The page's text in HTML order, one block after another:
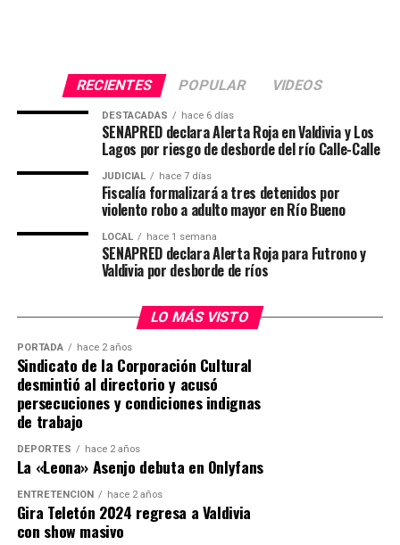
creció aún más. Dio una charla sobre herrería y ganó
seguidores entusiastas, algunos de los cuales le enviaron
diseños personalizados para que los forjara. «A todas
esas personas que me encontraba les decía que me
manden algo, algún diseño para hacer y yo les podía
forjar un arma que cumpla ese diseño,» comenta.
Desde enero, Bruno ha estado forjando armas y
herramientas por encargo, perfeccionando su técnica y
ganando dinero con su arte. «Me gusta mucho, me da
este sentimiento de estar haciendo una labor tan
antigua pero que en algún momento fue tan esencial
para el mundo. Es súper terapéutico también hacer arte
a través de golpe y fuerza bruta.»
A pesar de las limitaciones de su taller, que carece de un
yunque y otras herramientas especializadas, Bruno ha
demostrado que la forja es accesible con creatividad y
determinación. «Tengo un martillo y metal que compro
en la ferretería o encuentro en la chatarra,» dice. Su
historia es un testimonio de que con pasión y esfuerzo,
es posible revivir antiguas tradiciones y convertirlas en
un negocio viable.
RECIENTES POPULAR VIDEOS
DESTACADAS hace 6 días
SENAPRED declara Alerta Roja en Valdivia y Los
Lagos por riesgo de desborde del río Calle-Calle
JUDICIAL hace 7 días
Fiscalía formalizará a tres detenidos por
violento robo a adulto mayor en Río Bueno
LOCAL hace 1 semana
SENAPRED declara Alerta Roja para Futrono y
Valdivia por desborde de ríos
LO MÁS VISTO
PORTADA hace 2 años
Sindicato de la Corporación Cultural
desmintió al directorio y acusó
persecuciones y condiciones indignas
de trabajo
DEPORTES hace 2 años
La «Leona» Asenjo debuta en Onlyfans
ENTRETENCIÓN hace 2 años
Gira Teletón 2024 regresa a Valdivia
con show masivo